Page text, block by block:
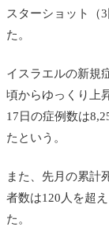
スターショット（
た。
イスラエルの新規
頃からゆっくり上
17日の症例数は
たという。
また、先月の累計
者数は120人を超
た。